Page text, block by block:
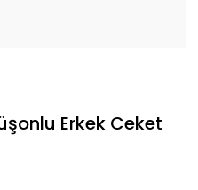
Erkek Ceket